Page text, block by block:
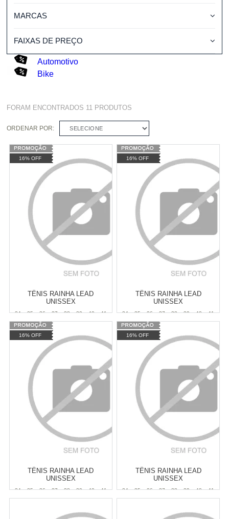
MARCAS
FAIXAS DE PREÇO
Automotivo
Bike
FORAM ENCONTRADOS 11 PRODUTOS
ORDENAR POR: SELECIONE
16% OFF
TÊNIS RAINHA LEAD
UNISSEX
34 35 36 37 38 39 40
41
42
Varejo: R$ 149,90
Atacado: R$
de
Cat: MASCULINO
COMPRAR
16% OFF
TÊNIS RAINHA LEAD
UNISSEX
34 35 36 37 38 39 40
41
42
Varejo: R$ 149,90
Atacado: R$
de
Cat: MASCULINO
COMPRAR
16% OFF
TÊNIS RAINHA LEAD
UNISSEX
34 35 36 37 38 39 40
41
16% OFF
TÊNIS RAINHA LEAD
UNISSEX
34 35 36 37 38 39 40
41